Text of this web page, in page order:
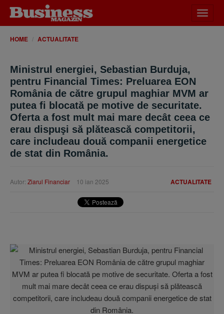
meniu
HOME ACTUALITATE
Ministrul energiei, Sebastian Burduja,
pentru Financial Times: Preluarea EON
România de către grupul maghiar MVM ar
putea fi blocată pe motive de securitate.
Oferta a fost mult mai mare decât ceea ce
erau dispuşi să plătească competitorii,
care includeau două companii energetice
de stat din România.
ACTUALITATE
Autor: Ziarul Financiar 10 ian 2025